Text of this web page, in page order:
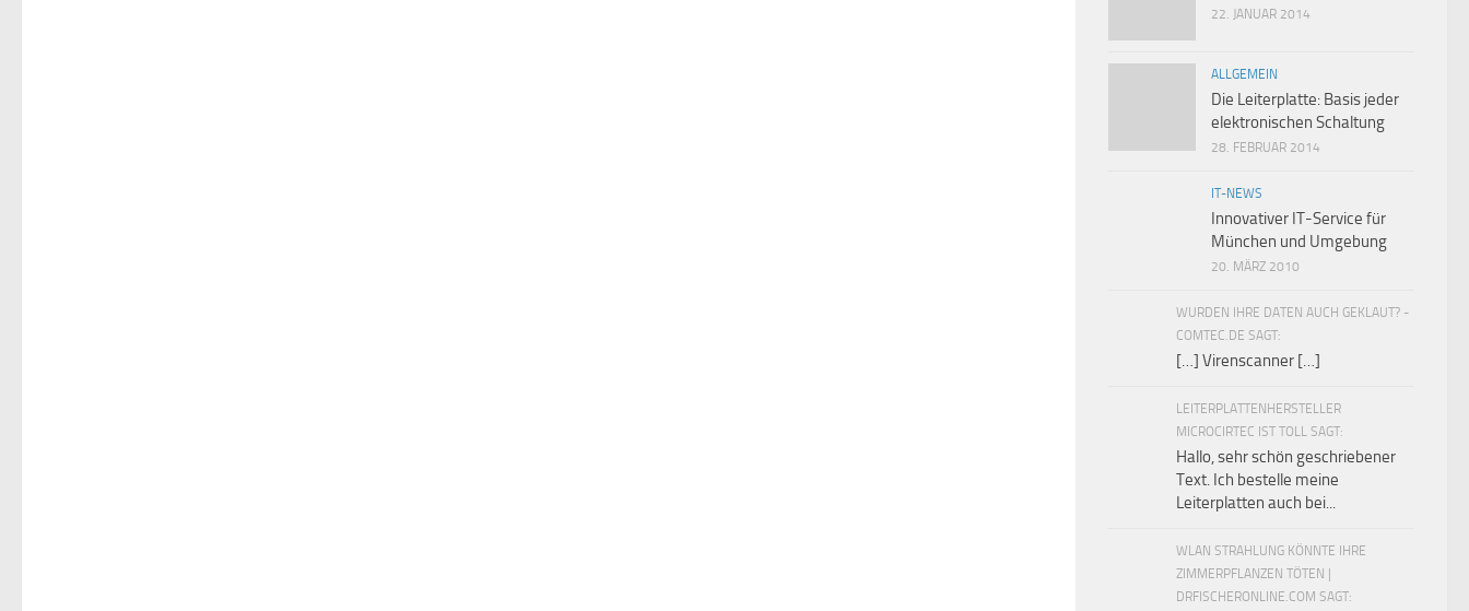
22. JANUAR 2014
ALLGEMEIN
Die Leiterplatte: Basis jeder
elektronischen Schaltung
28. FEBRUAR 2014
IT-NEWS
Innovativer IT-Service für
München und Umgebung
20. MÄRZ 2010
WURDEN IHRE DATEN AUCH GEKLAUT? -
COMTEC.DE SAGT:
[…] Virenscanner […]
LEITERPLATTENHERSTELLER
MICROCIRTEC IST TOLL SAGT:
Hallo, sehr schön geschriebener
Text. Ich bestelle meine
Leiterplatten auch bei...
WLAN STRAHLUNG KÖNNTE IHRE
ZIMMERPFLANZEN TÖTEN |
DRFISCHERONLINE.COM SAGT: